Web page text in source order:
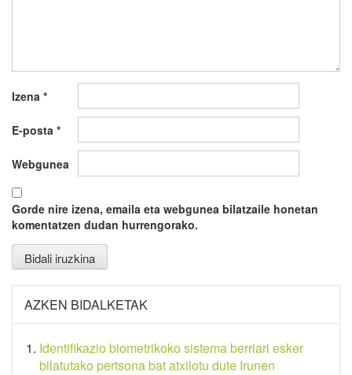
Izena *
E-posta *
Webgunea
Gorde nire izena, emaila eta webgunea bilatzaile honetan
komentatzen dudan hurrengorako.
AZKEN BIDALKETAK
Identifikazio biometrikoko sistema berriari esker
bilatutako pertsona bat atxilotu dute Irunen